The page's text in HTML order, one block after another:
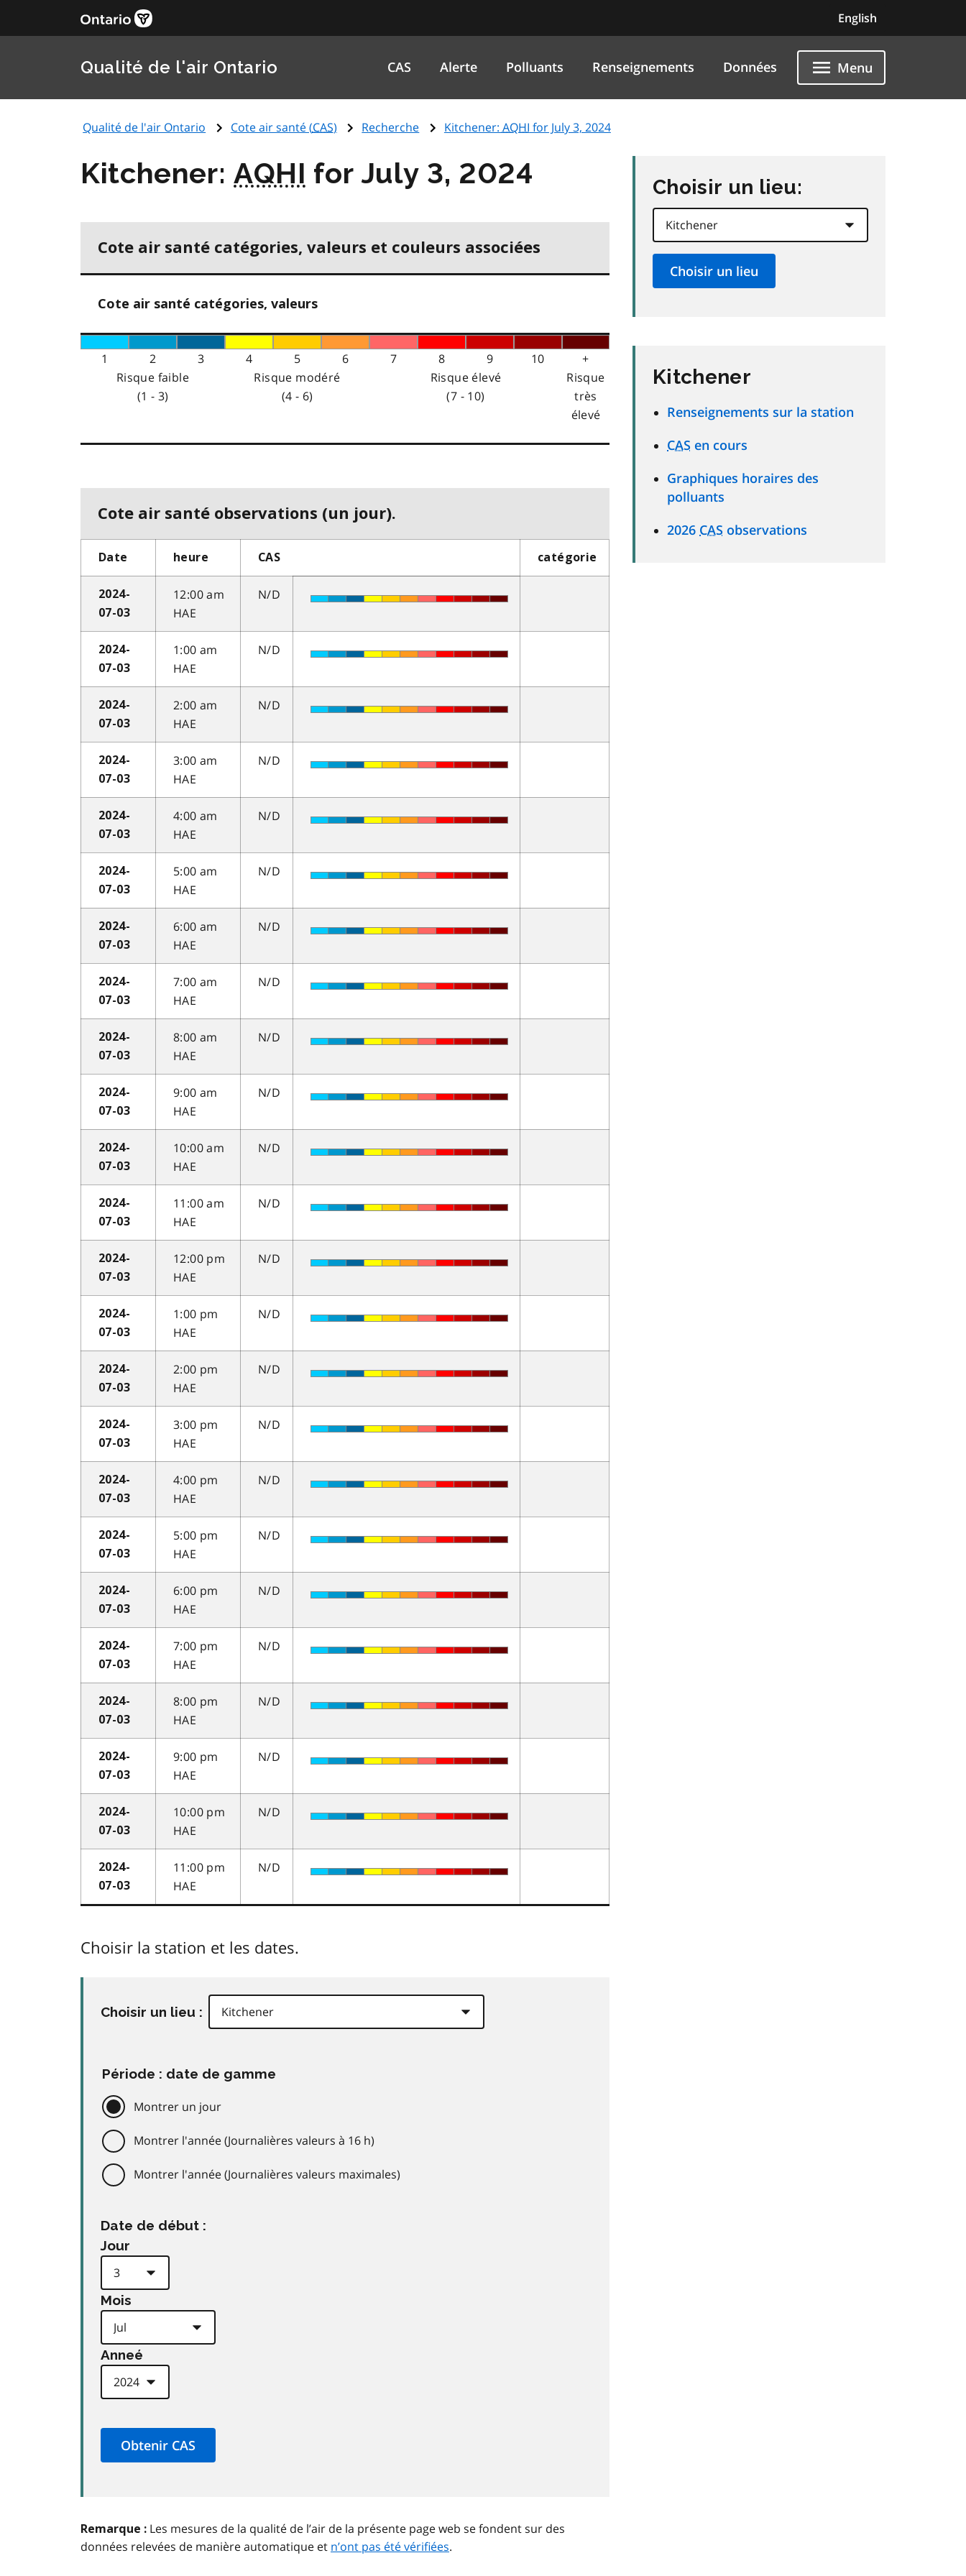
English
Qualité de l'air Ontario CAS Alerte Polluants Renseignements Données Menu
Qualité de l'air Ontario Cote air santé (CAS) Recherche Kitchener: AQHI for July 3, 2024
Kitchener:AQHI for July 3, 2024
Cote air santé catégories, valeurs et couleurs associées
Cote air santé catégories, valeurs
1 2 3 4 5 6 7 8 9 10
+
Risque faible
(1 - 3)
Risque modéré
(4 - 6)
Risque élevé
(7 - 10)
Risque
très
élevé
Cote air santé observations (un jour).
Date heure CAS catégorie
2024-
07-03
12:00 am
HAE
N/D
2024-
07-03
1:00 am
HAE
N/D
2024-
07-03
2:00 am
HAE
N/D
2024-
07-03
3:00 am
HAE
N/D
2024-
07-03
4:00 am
HAE
N/D
2024-
07-03
5:00 am
HAE
N/D
2024-
07-03
6:00 am
HAE
N/D
2024-
07-03
7:00 am
HAE
N/D
2024-
07-03
8:00 am
HAE
N/D
2024-
07-03
9:00 am
HAE
N/D
2024-
07-03
10:00 am
HAE
N/D
2024-
07-03
11:00 am
HAE
N/D
2024-
07-03
12:00 pm
HAE
N/D
2024-
07-03
1:00 pm
HAE
N/D
2024-
07-03
2:00 pm
HAE
N/D
2024-
07-03
3:00 pm
HAE
N/D
2024-
07-03
4:00 pm
HAE
N/D
2024-
07-03
5:00 pm
HAE
N/D
2024-
07-03
6:00 pm
HAE
N/D
2024-
07-03
7:00 pm
HAE
N/D
2024-
07-03
8:00 pm
HAE
N/D
2024-
07-03
9:00 pm
HAE
N/D
2024-
07-03
10:00 pm
HAE
N/D
2024-
07-03
11:00 pm
HAE
N/D
Choisir la station et les dates.
Choisir un lieu :
Période : date de gamme
Montrer un jour
Montrer l'année (Journalières valeurs à 16 h)
Montrer l'année (Journalières valeurs maximales)
Date de début :
Jour
Mois
Anneé
Remarque : Les mesures de la qualité de l’air de la présente page web se fondent sur des
données relevées de manière automatique et n’ont pas été vérifiées.
Choisir un lieu:
Kitchener
Renseignements sur la station
CAS en cours
Graphiques horaires des
polluants
2026 CAS observations